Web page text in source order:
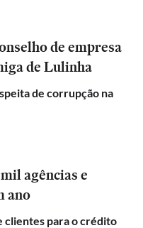
de empresa
de Lulinha
de corrupção na
agências e
ano
clientes para o crédito